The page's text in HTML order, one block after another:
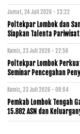
Jumat, 24 Juli 2026 - 23:22
Poltekpar Lombok dan
Siapkan Talenta
Kamis, 23 Juli 2026 - 22:56
Poltekpar Lombok
Seminar Pencegahan
Kamis, 23 Juli 2026 - 08:04
Pemkab Lombok Tengah
15.882 ASN dan